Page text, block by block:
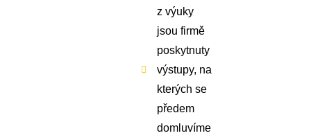
z výuky
jsou firmě
poskytnuty
výstupy, na
kterých se
předem
domluvíme